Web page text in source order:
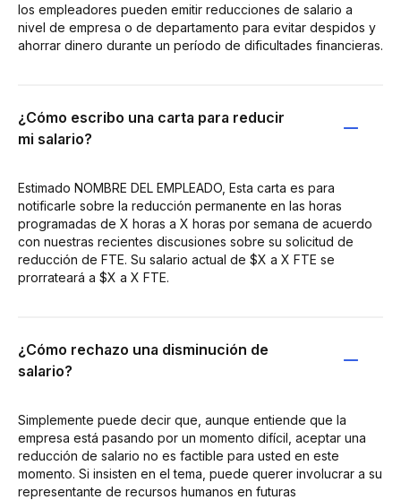
los empleadores pueden emitir reducciones de salario a
nivel de empresa o de departamento para evitar despidos y
ahorrar dinero durante un período de dificultades financieras.
¿Cómo escribo una carta para reducir
mi salario?
Estimado NOMBRE DEL EMPLEADO, Esta carta es para
notificarle sobre la reducción permanente en las horas
programadas de X horas a X horas por semana de acuerdo
con nuestras recientes discusiones sobre su solicitud de
reducción de FTE. Su salario actual de $X a X FTE se
prorrateará a $X a X FTE.
¿Cómo rechazo una disminución de
salario?
Simplemente puede decir que, aunque entiende que la
empresa está pasando por un momento difícil, aceptar una
reducción de salario no es factible para usted en este
momento. Si insisten en el tema, puede querer involucrar a su
representante de recursos humanos en futuras